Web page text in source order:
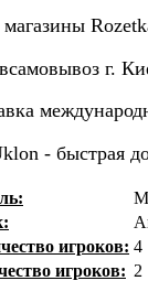
магазины
самовывоз г.
- быстрая
игроков: 4
игроков: 2